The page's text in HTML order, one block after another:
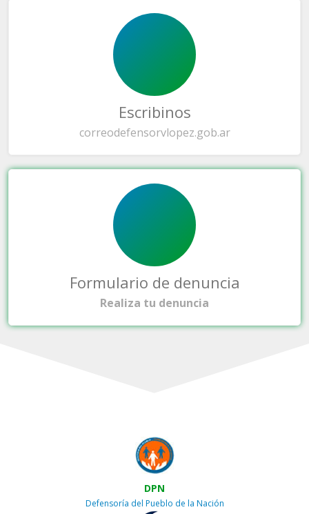
Escribinos
correodefensorvlopez.gob.ar
Formulario de denuncia
Realiza tu denuncia
DPN
Defensoría del Pueblo de la Nación